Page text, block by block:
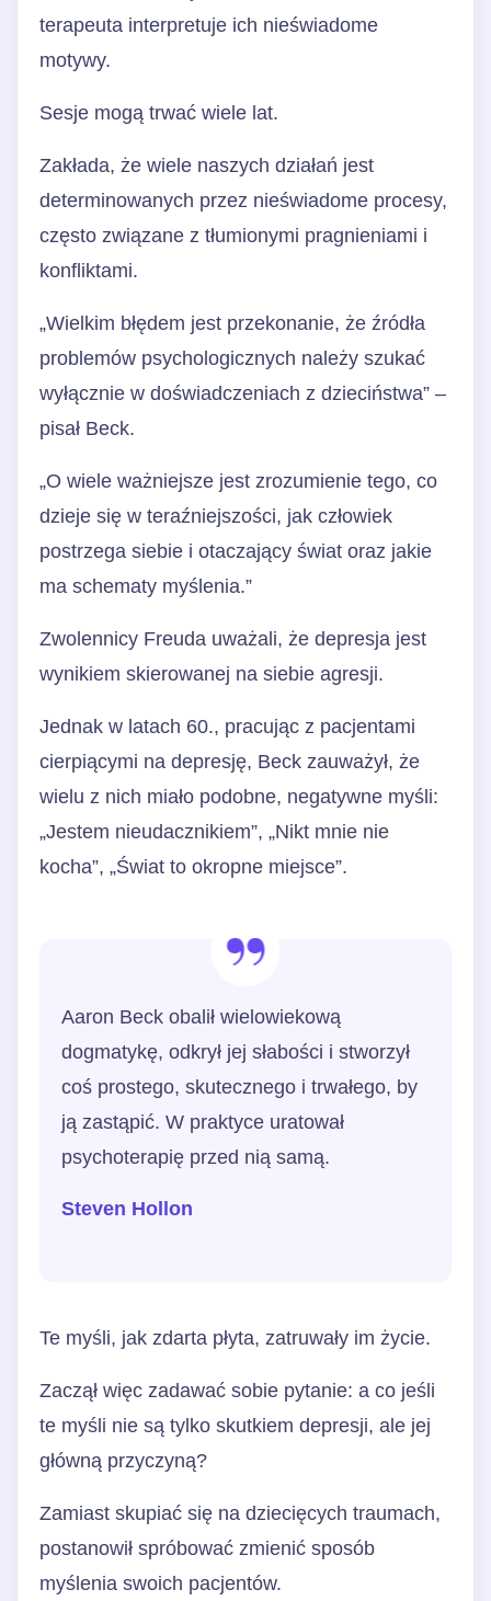
terapeuta interpretuje ich nieświadome
motywy.
Sesje mogą trwać wiele lat.
Zakłada, że wiele naszych działań jest
determinowanych przez nieświadome procesy,
często związane z tłumionymi pragnieniami i
konfliktami.
„Wielkim błędem jest przekonanie, że źródła
problemów psychologicznych należy szukać
wyłącznie w doświadczeniach z dzieciństwa” –
pisał Beck.
„O wiele ważniejsze jest zrozumienie tego, co
dzieje się w teraźniejszości, jak człowiek
postrzega siebie i otaczający świat oraz jakie
ma schematy myślenia.”
Zwolennicy Freuda uważali, że depresja jest
wynikiem skierowanej na siebie agresji.
Jednak w latach 60., pracując z pacjentami
cierpiącymi na depresję, Beck zauważył, że
wielu z nich miało podobne, negatywne myśli:
„Jestem nieudacznikiem”, „Nikt mnie nie
kocha”, „Świat to okropne miejsce”.
Aaron Beck obalił wielowiekową
dogmatykę, odkrył jej słabości i stworzył
coś prostego, skutecznego i trwałego, by
ją zastąpić. W praktyce uratował
psychoterapię przed nią samą.
Steven Hollon
Te myśli, jak zdarta płyta, zatruwały im życie.
Zaczął więc zadawać sobie pytanie: a co jeśli
te myśli nie są tylko skutkiem depresji, ale jej
główną przyczyną?
Zamiast skupiać się na dziecięcych traumach,
postanowił spróbować zmienić sposób
myślenia swoich pacjentów.